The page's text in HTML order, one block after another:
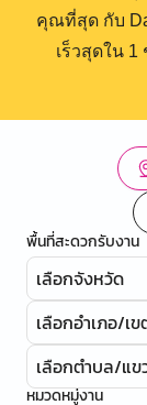
คุณที่สุด กับ
เร็วสุดใน
พื้นที่สะดวกรับงาน
เลือกจังหวัด
เลือกอำเภอ/เข
เลือกตำบล/แข
หมวดหมู่งาน